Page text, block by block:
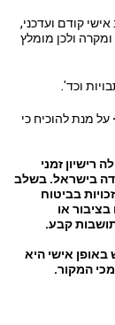
קודם ועדכני,
ולכן מומלץ
וכד'.
על מנת להוכיח כי
רישיון זמני
ב/1 שמאפשר עבודה בישראל. בשלב
שמקנה זכויות בביטוח
או
קבע.
אישי היא
המקור.